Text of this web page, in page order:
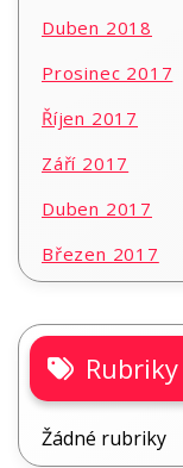
Duben 2018
Prosinec 2017
Říjen 2017
Září 2017
Duben 2017
Březen 2017
Rubriky
Žádné rubriky